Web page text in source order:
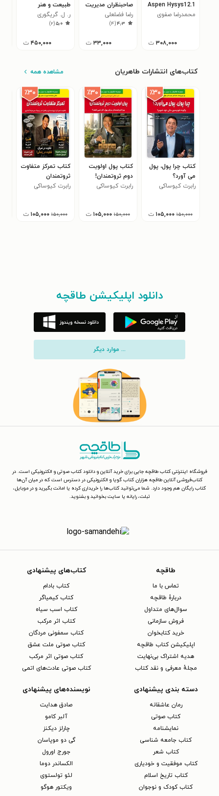
Aspen Hysys12.1
محمدرضا صفوی
۳۰۸,۰۰۰ ت
صاحبنظران مدیریت
استراتژیک
رضا فضلعلی
۴٫۳(۴)
۳۳,۰۰۰ ت
طبیعت و هنر
ر. ل. گریگوری
۵٫۰(۲)
۴۵۰,۰۰۰ ت
کتاب‌های انتشارات طاهریان مشاهده همه
٪۳۰
کتاب چرا پول، پول
می آورد؟
رابرت کیوساکی
۱۵۰,۰۰۰ ۱۰۵,۰۰۰ ت
٪۳۰
کتاب پول اولویت
دوم ثروتمندان!
رابرت کیوساکی
۱۵۰,۰۰۰ ۱۰۵,۰۰۰ ت
٪۳۰
کتاب تمرکز متفاوت
ثروتمندان
رابرت کیوساکی
۱۵۰,۰۰۰ ۱۰۵,۰۰۰ ت
دانلود اپلیکیشن طاقچه
... موارد دیگر
فروشگاه اینترنتی کتاب طاقچه جایی برای خرید آنلاین و دانلود کتاب صوتی و الکترونیکی است. در
کتاب‌فروشی آنلاین طاقچه هزاران کتاب گویا و الکترونیکی در دسترس است که در میان آن‌ها
کتاب رایگان هم وجود دارد. شما می‌توانید کتاب‌ها را خریداری کرده یا امانت بگیرید و در موبایل،
تبلت، رایانه یا سایت بخوانید و بشنوید.
طاقچه
تماس با ما
دربارهٔ طاقچه
سوال‌های متداول
فروش سازمانی
خرید کتابخوان
اپلیکیشن کتاب طاقچه
هدیه اشتراک بی‌نهایت
مجلهٔ معرفی و نقد کتاب
کتاب‌های پیشنهادی
کتاب بادام
کتاب کیمیاگر
کتاب اسب سیاه
کتاب اثر مرکب
کتاب سمفونی مردگان
کتاب صوتی ملت عشق
کتاب صوتی اثر مرکب
کتاب صوتی عادت‌های اتمی
دسته بندی پیشنهادی
رمان عاشقانه
کتاب‌ صوتی
نمایشنامه
کتاب جامعه شناسی
کتاب شعر
کتاب موفقیت و خودیاری
کتاب تاریخ اسلام
کتاب کودک و نوجوان
نویسنده‌های پیشنهادی
صادق هدایت
آلبر کامو
چارلز دیکنز
گی دو موپاسان
جورج اورول
الکساندر دوما
لئو تولستوی
ویکتور هوگو